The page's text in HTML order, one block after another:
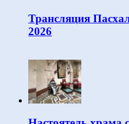
Трансляция
2026